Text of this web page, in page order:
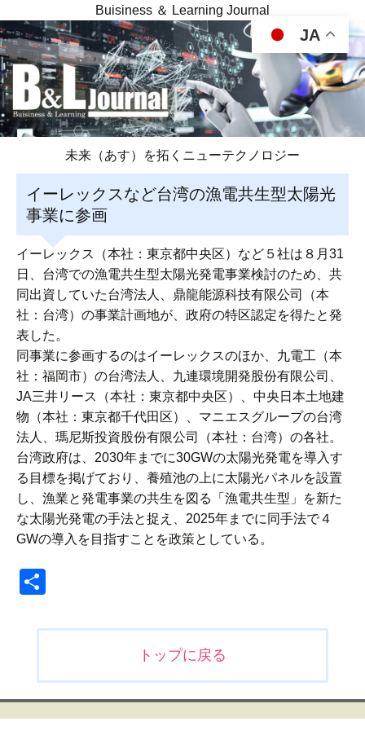
Buisiness ＆ Learning Journal
未来（あす）を拓くニューテクノロジー
イーレックスなど台湾の漁電共生型太陽光
事業に参画
イーレックス（本社：東京都中央区）など５社は８月31
日、台湾での漁電共生型太陽光発電事業検討のため、共
同出資していた台湾法人、鼎龍能源科技有限公司（本
社：台湾）の事業計画地が、政府の特区認定を得たと発
表した。
同事業に参画するのはイーレックスのほか、九電工（本
社：福岡市）の台湾法人、九連環境開発股份有限公司、
JA三井リース（本社：東京都中央区）、中央日本土地建
物（本社：東京都千代田区）、マニエスグループの台湾
法人、瑪尼斯投資股份有限公司（本社：台湾）の各社。
台湾政府は、2030年までに30GWの太陽光発電を導入す
る目標を掲げており、養殖池の上に太陽光パネルを設置
し、漁業と発電事業の共生を図る「漁電共生型」を新た
な太陽光発電の手法と捉え、2025年までに同手法で４
GWの導入を目指すことを政策としている。
ビ
ゲ
トップに戻る
JA